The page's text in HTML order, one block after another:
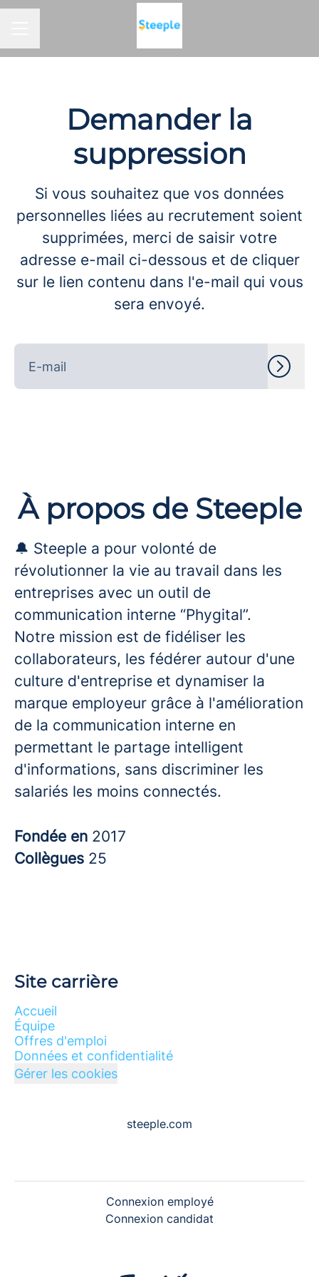
Demander la
suppression
Si vous souhaitez que vos données
personnelles liées au recrutement soient
supprimées, merci de saisir votre
adresse e-mail ci-dessous et de cliquer
sur le lien contenu dans l'e-mail qui vous
sera envoyé.
À propos de Steeple
🔔 Steeple a pour volonté de
révolutionner la vie au travail dans les
entreprises avec un outil de
communication interne “Phygital”.
Notre mission est de fidéliser les
collaborateurs, les fédérer autour d'une
culture d'entreprise et dynamiser la
marque employeur grâce à l'amélioration
de la communication interne en
permettant le partage intelligent
d'informations, sans discriminer les
salariés les moins connectés.
Fondée en 2017
Collègues 25
Site carrière
Accueil
Équipe
Offres d'emploi
Données et confidentialité
Gérer les cookies
steeple.com
Connexion employé
Connexion candidat